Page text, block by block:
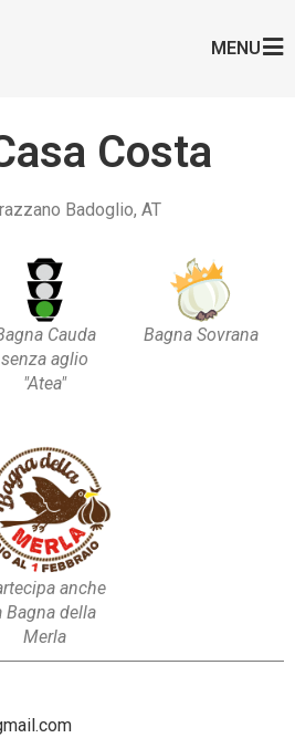
MENU
Costa
Badoglio, AT
Cauda
senza aglio
"Atea"
Bagna Sovrana
anche
Bagna della
Merla